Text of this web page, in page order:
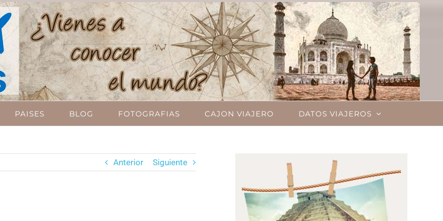
PAISES BLOG FOTOGRAFIAS CAJON VIAJERO DATOS VIAJEROS
Anterior Siguiente